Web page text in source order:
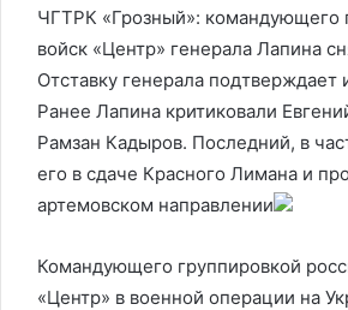
ЧГТРК «Грозный»: командующего
войск «Центр» генерала Лапина
Отставку генерала подтверждает
Ранее Лапина критиковали
Рамзан Кадыров. Последний, в
его в сдаче Красного Лимана и
артемовском направлении
Командующего группировкой
«Центр» в военной операции на